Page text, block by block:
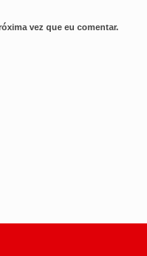
vez que eu comentar.